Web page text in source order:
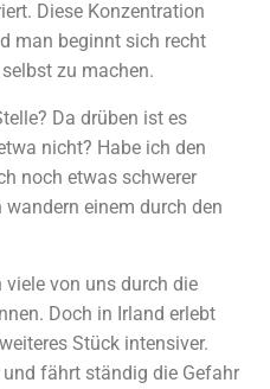
Diese Konzentration
man beginnt sich recht
zu machen.
Da drüben ist es
nicht? Habe ich den
noch etwas schwerer
einem durch den
viele von uns durch die
Doch in Irland erlebt
Stück intensiver.
fährt ständig die Gefahr